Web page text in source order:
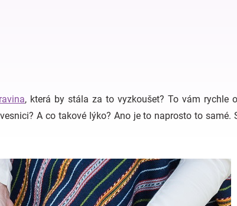
, která by stála za to vyzkoušet? To vám rychle
A co takové lýko? Ano je to naprosto to samé.